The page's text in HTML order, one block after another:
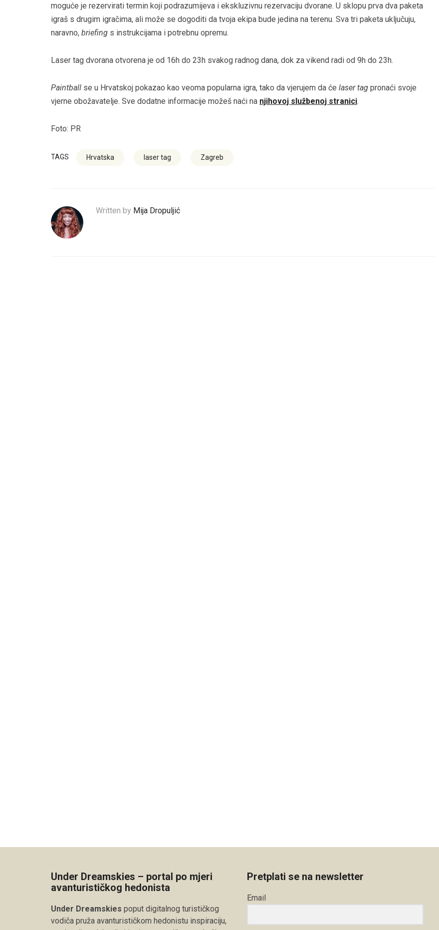
moguće je rezervirati termin koji podrazumijeva i ekskluzivnu rezervaciju dvorane. U sklopu prva dva paketa
igraš s drugim igračima, ali može se dogoditi da tvoja ekipa bude jedina na terenu. Sva tri paketa uključuju,
naravno, briefing s instrukcijama i potrebnu opremu.
Laser tag dvorana otvorena je od 16h do 23h svakog radnog dana, dok za vikend radi od 9h do 23h.
Paintball se u Hrvatskoj pokazao kao veoma popularna igra, tako da vjerujem da će laser tag pronaći svoje
vjerne obožavatelje. Sve dodatne informacije možeš naći na njihovoj službenoj stranici.
Foto: PR
TAGS Hrvatska laser tag Zagreb
Written by Mija Dropuljić
Under Dreamskies – portal po mjeri
avanturističkog hedonista
Under Dreamskies poput digitalnog turističkog
vodiča pruža avanturističkom hedonistu inspiraciju,
Pretplati se na newsletter
Email